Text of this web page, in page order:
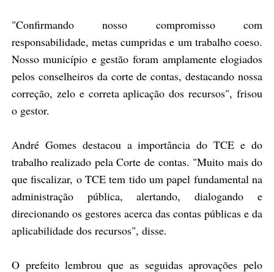
"Confirmando nosso compromisso com
responsabilidade, metas cumpridas e um trabalho coeso.
Nosso município e gestão foram amplamente elogiados
pelos conselheiros da corte de contas, destacando nossa
correção, zelo e correta aplicação dos recursos", frisou
o gestor.
André Gomes destacou a importância do TCE e do
trabalho realizado pela Corte de contas. "Muito mais do
que fiscalizar, o TCE tem tido um papel fundamental na
administração pública, alertando, dialogando e
direcionando os gestores acerca das contas públicas e da
aplicabilidade dos recursos", disse.
O prefeito lembrou que as seguidas aprovações pelo